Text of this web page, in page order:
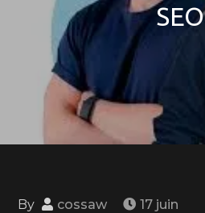
SEO
By cossaw
17 juin